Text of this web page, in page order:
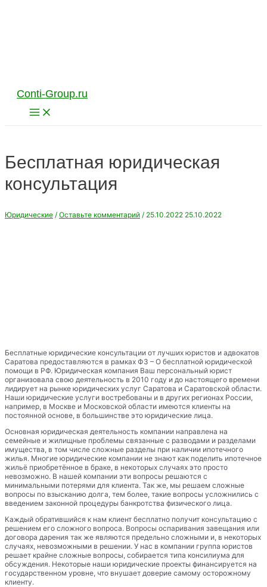
Conti-Group.ru
Main
Menu
Бесплатная юридическая
консультация
Юридические / Оставьте комментарий / 25.10.2022 25.10.2022
Бесплатные юридические консультации от лучших юристов и адвокатов
Саратова предоставляются в рамках ФЗ – О бесплатной юридической
помощи в РФ. Юридическая компания Ваш персональный юрист
организовала свою деятельность в 2010 году и до настоящего времени
лидирует на рынке юридических услуг Саратова и Саратовской области.
Наши юридические услуги востребованы и в других регионах России,
например, в Москве и Московской области имеются клиенты на
постоянной основе, в большинстве это юридические лица.
Основная юридическая деятельность компании направлена на
семейные и жилищные проблемы связанные с разводами и разделами
имущества, в том числе сложные разделы при наличии ипотечного
жилья. Многие юридические компании не знают как поделить ипотечное
жильё приобретённое в браке, в некоторых случаях это просто
невозможно. В нашей компании эти вопросы решаются с
минимальными потерями для клиента. Так же, мы решаем сложные
вопросы по взысканию долга, тем более, такие вопросы усложнились с
введением законной процедуры банкротства физического лица.
Каждый обратившийся к нам клиент бесплатно получит консультацию с
решением его сложного вопроса. Вопросы оспаривания завещания или
договора дарения так же являются предельно сложными и, в некоторых
случаях, невозможными в решении. У нас в компании группа юристов
решает крайне сложные вопросы, собирается типа консилиума для
обсуждения. Некоторые наши юридические проекты финансируется на
государственном уровне, что внушает доверие самому осторожному
клиенту.